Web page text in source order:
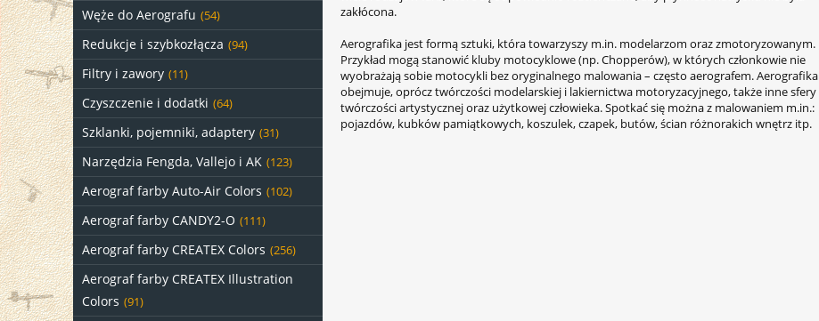
Węże do Aerografu (54)
Redukcje i szybkozłącza (94)
Filtry i zawory (11)
Czyszczenie i dodatki (64)
Szklanki, pojemniki, adaptery (31)
Narzędzia Fengda, Vallejo i AK (123)
Aerograf farby Auto-Air Colors (102)
Aerograf farby CANDY2-O (111)
Aerograf farby CREATEX Colors (256)
Aerograf farby CREATEX Illustration
Colors (91)
zakłócona.
Aerografika jest formą sztuki, która towarzyszy m.in. modelarzom oraz zmotoryzowanym.
Przykład mogą stanowić kluby motocyklowe (np. Chopperów), w których członkowie nie
wyobrażają sobie motocykli bez oryginalnego malowania – często aerografem. Aerografika
obejmuje, oprócz twórczości modelarskiej i lakiernictwa motoryzacyjnego, także inne sfery
twórczości artystycznej oraz użytkowej człowieka. Spotkać się można z malowaniem m.in.:
pojazdów, kubków pamiątkowych, koszulek, czapek, butów, ścian różnorakich wnętrz itp.